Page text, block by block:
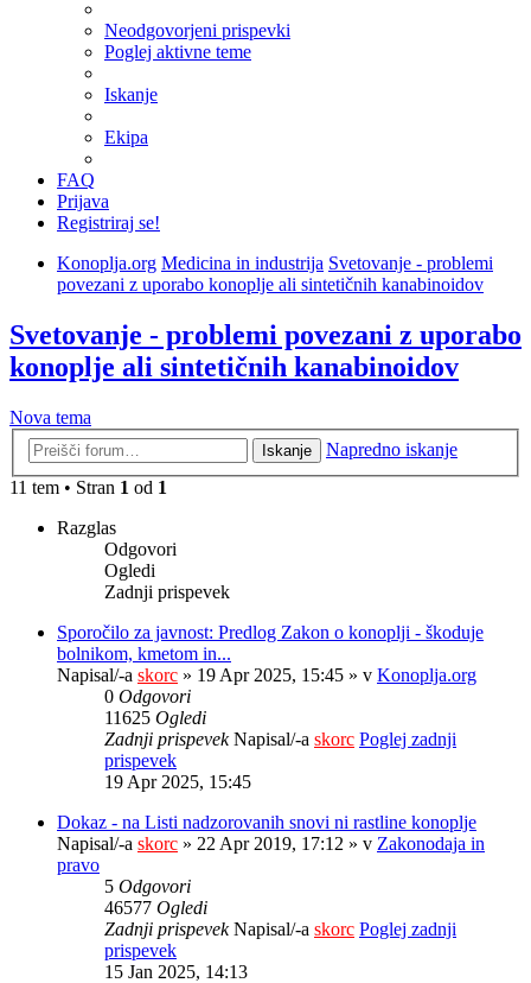
Neodgovorjeni prispevki
Poglej aktivne teme
Iskanje
Ekipa
FAQ
Prijava
Registriraj se!
Konoplja.org Medicina in industrija Svetovanje - problemi
povezani z uporabo konoplje ali sintetičnih kanabinoidov
Svetovanje - problemi povezani z uporabo
konoplje ali sintetičnih kanabinoidov
Nova tema
Iskanje
Napredno iskanje
11 tem • Stran 1 od 1
Razglas
Odgovori
Ogledi
Zadnji prispevek
Sporočilo za javnost: Predlog Zakon o konoplji - škoduje
bolnikom, kmetom in...
Napisal/-a skorc » 19 Apr 2025, 15:45 » v Konoplja.org
0 Odgovori
11625 Ogledi
Zadnji prispevekNapisal/-a skorc Poglej zadnji
prispevek
19 Apr 2025, 15:45
Dokaz - na Listi nadzorovanih snovi ni rastline konoplje
Napisal/-a skorc » 22 Apr 2019, 17:12 » v Zakonodaja in
pravo
5 Odgovori
46577 Ogledi
Zadnji prispevekNapisal/-a skorc Poglej zadnji
prispevek
15 Jan 2025, 14:13